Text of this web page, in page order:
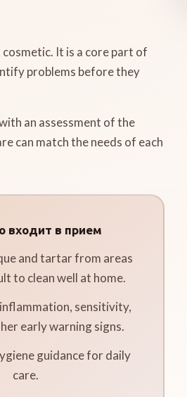
It is a core part of
problems before they
an assessment of the
can match the needs of each
входит в прием
and tartar from areas
to clean well at home.
sensitivity,
early warning signs.
guidance for daily
care.